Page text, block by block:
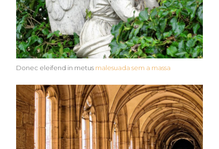
Donec eleifend in metus malesuada sem a massa